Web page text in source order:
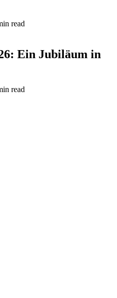
read
Ein Jubiläum in
read